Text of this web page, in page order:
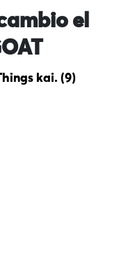
el
kai. (9)